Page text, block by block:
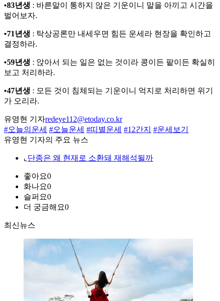
•83년생 : 바른말이 통하지 않은 기운이니 말을 아끼고 시간을
벌어보자.
•71년생 : 탁상공론만 내세우면 힘든 운세라 현장을 확인하고
결정하라.
•59년생 : 앉아서 되는 일은 없는 것이라 콩이든 팥이든 확실히
보고 처리하라.
•47년생 : 모든 것이 침체되는 기운이니 억지로 처리하면 위기
가 오리라.
유영현 기자redeye112@etoday.co.kr
#오늘의운세 #오늘운세 #띠별운세 #12간지 #운세보기
유영현 기자의 주요 뉴스
⌞ 단종은 왜 현재로 소환돼 재해석될까
좋아요0
화나요0
슬퍼요0
더 궁금해요0
최신뉴스